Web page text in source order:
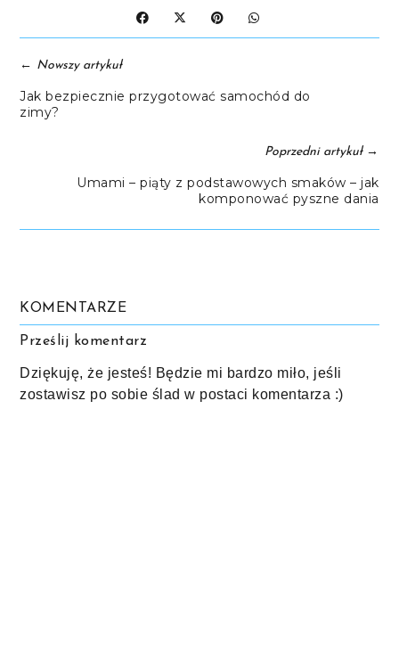
← Nowszy artykuł
Jak bezpiecznie przygotować samochód do
zimy?
Poprzedni artykuł→
Umami – piąty z podstawowych smaków – jak
komponować pyszne dania
KOMENTARZE
Prześlij komentarz
Dziękuję, że jesteś! Będzie mi bardzo miło, jeśli
zostawisz po sobie ślad w postaci komentarza :)